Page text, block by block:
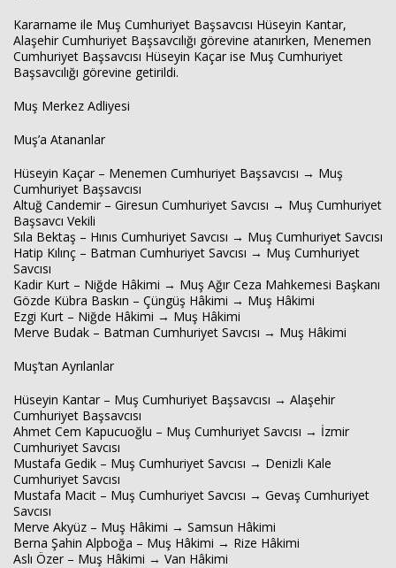
Kararname ile Muş Cumhuriyet Başsavcısı Hüseyin Kantar,
Alaşehir Cumhuriyet Başsavcılığı görevine atanırken, Menemen
Cumhuriyet Başsavcısı Hüseyin Kaçar ise Muş Cumhuriyet
Başsavcılığı görevine getirildi.
Muş Merkez Adliyesi
Muş’a Atananlar
Hüseyin Kaçar – Menemen Cumhuriyet Başsavcısı → Muş
Cumhuriyet Başsavcısı
Altuğ Candemir – Giresun Cumhuriyet Savcısı → Muş Cumhuriyet
Başsavcı Vekili
Sıla Bektaş – Hınıs Cumhuriyet Savcısı → Muş Cumhuriyet Savcısı
Hatip Kılınç – Batman Cumhuriyet Savcısı → Muş Cumhuriyet
Savcısı
Kadir Kurt – Niğde Hâkimi → Muş Ağır Ceza Mahkemesi Başkanı
Gözde Kübra Baskın – Çüngüş Hâkimi → Muş Hâkimi
Ezgi Kurt – Niğde Hâkimi → Muş Hâkimi
Merve Budak – Batman Cumhuriyet Savcısı → Muş Hâkimi
Muş’tan Ayrılanlar
Hüseyin Kantar – Muş Cumhuriyet Başsavcısı → Alaşehir
Cumhuriyet Başsavcısı
Ahmet Cem Kapucuoğlu – Muş Cumhuriyet Savcısı → İzmir
Cumhuriyet Savcısı
Mustafa Gedik – Muş Cumhuriyet Savcısı → Denizli Kale
Cumhuriyet Savcısı
Mustafa Macit – Muş Cumhuriyet Savcısı → Gevaş Cumhuriyet
Savcısı
Merve Akyüz – Muş Hâkimi → Samsun Hâkimi
Berna Şahin Alpboğa – Muş Hâkimi → Rize Hâkimi
Aslı Özer – Muş Hâkimi → Van Hâkimi
Haberin Doğru Adresi.